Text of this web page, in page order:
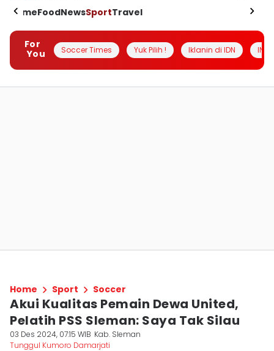
HomeFoodNewsSportTravel
For
You
Soccer Times Yuk Pilih ! Iklanin di IDN
Home Sport Soccer
Akui Kualitas Pemain Dewa United,
Pelatih PSS Sleman: Saya Tak Silau
03 Des 2024, 07:15 WIB Kab. Sleman
Tunggul Kumoro Damarjati